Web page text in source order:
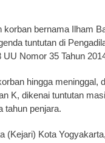
korban bernama Ilham
tuntutan di
Nomor 35 Tahun
hingga meninggal,
K, dikenai tuntutan
tahun penjara.
(Kejari) Kota